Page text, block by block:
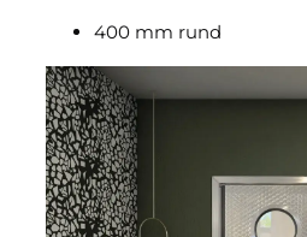
400 mm rund